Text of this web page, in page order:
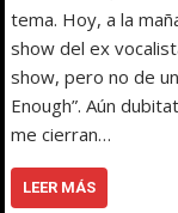
tema. Hoy, a la
show del ex
show, pero no de
Enough”. Aún
me cierran…
LEER MÁS